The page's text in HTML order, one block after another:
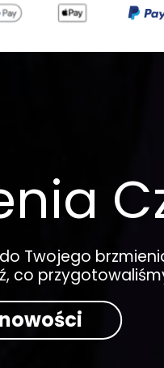
Twojego
co